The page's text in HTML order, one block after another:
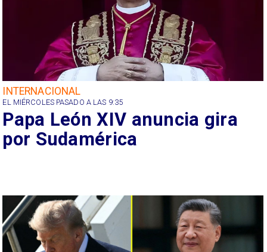
INTERNACIONAL
EL MIÉRCOLES PASADO A LAS 9:35
Papa León XIV anuncia gira
por Sudamérica